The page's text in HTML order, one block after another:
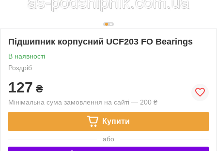
Підшипник корпусний UCF203 FO Bearings
В наявності
Роздріб
127 ₴
Мінімальна сума замовлення на сайті — 200 ₴
Купити
або